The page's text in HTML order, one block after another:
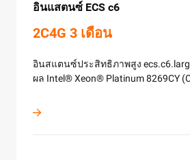
อินแสตนซ์ ECS c6
2C4G 3 เดือน
อินสแตนซ์ประสิทธิภาพสูง
ผล Intel® Xeon® Platinum 8269CY
ZOLOZ Real ID
ทดสอบฟรี 100
Real ID, การจดจำ ID, การเชื่
เปรียบเทียบใบหน้า
Global Accelerator
1 เดือน
สำหรับแอปพลิเคชันที่ต้องกา
อินเทอร์เน็ตทั่วโลกด้วยการรั
PolarDB
2C8G ฟรี
PolarDB ให้ประสิทธิภาพแล
ข้อมูลขององค์กรทางธุรกิจทั่ว
Short Message Service
ฟรี 100 SMS
ช่วยองค์กรทั่วโลกในการสร้า
ลูกค้าของพวกเขา ด้วยความ
Container Service สำหรับ
ใช้งานฟรี
Cloud Migration Hub
ใช้งานฟรี
Cloud Migration Hub (CMH)
อัตโนมัติและอัจฉริยะ, วางแผ